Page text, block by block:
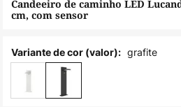
Galeria
de
Candeeiro de caminho LED
cm, com sensor
Variante de cor (valor): grafite